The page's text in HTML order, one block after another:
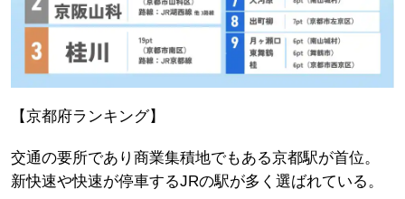
【京都府ランキング】
交通の要所であり商業集積地でもある京都駅が首位。
新快速や快速が停車するJRの駅が多く選ばれている。